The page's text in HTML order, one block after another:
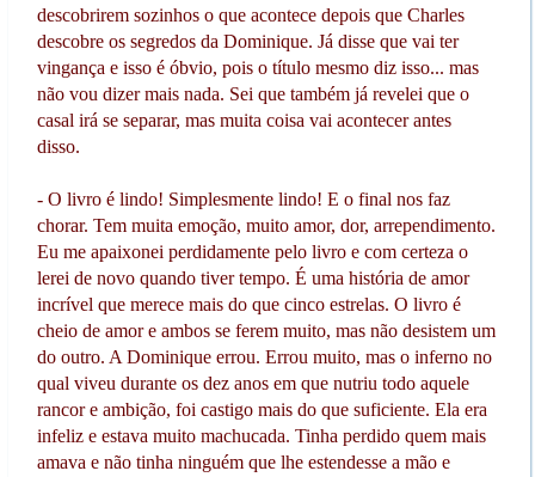
descobrirem sozinhos o que acontece depois que Charles
descobre os segredos da Dominique. Já disse que vai ter
vingança e isso é óbvio, pois o título mesmo diz isso... mas
não vou dizer mais nada. Sei que também já revelei que o
casal irá se separar, mas muita coisa vai acontecer antes
disso.
- O livro é lindo! Simplesmente lindo! E o final nos faz
chorar. Tem muita emoção, muito amor, dor, arrependimento.
Eu me apaixonei perdidamente pelo livro e com certeza o
lerei de novo quando tiver tempo. É uma história de amor
incrível que merece mais do que cinco estrelas. O livro é
cheio de amor e ambos se ferem muito, mas não desistem um
do outro. A Dominique errou. Errou muito, mas o inferno no
qual viveu durante os dez anos em que nutriu todo aquele
rancor e ambição, foi castigo mais do que suficiente. Ela era
infeliz e estava muito machucada. Tinha perdido quem mais
amava e não tinha ninguém que lhe estendesse a mão e